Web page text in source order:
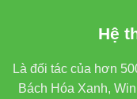
Hệ
Là đối tác của hơn
Bách Hóa Xanh,